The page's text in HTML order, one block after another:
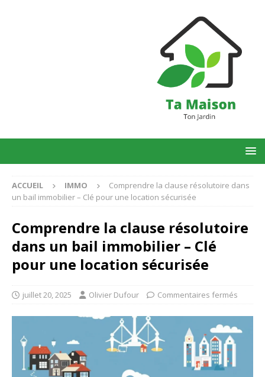
ACCUEIL IMMO
Comprendre la clause résolutoire dans
un bail immobilier – Clé pour une location sécurisée
Comprendre la clause résolutoire
dans un bail immobilier – Clé
pour une location sécurisée
juillet 20, 2025 Olivier Dufour Commentaires fermés